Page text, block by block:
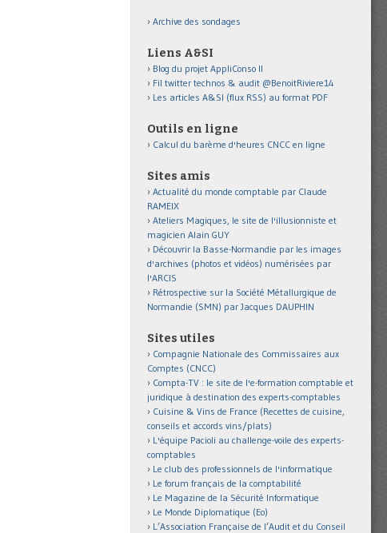
Archive des sondages
Liens A&SI
Blog du projet AppliConso II
Fil twitter technos & audit @BenoitRiviere14
Les articles A&SI (flux RSS) au format PDF
Outils en ligne
Calcul du barème d'heures CNCC en ligne
Sites amis
Actualité du monde comptable par Claude
RAMEIX
Ateliers Magiques, le site de l'illusionniste et
magicien Alain GUY
Découvrir la Basse-Normandie par les images
d'archives (photos et vidéos) numérisées par
l'ARCIS
Rétrospective sur la Société Métallurgique de
Normandie (SMN) par Jacques DAUPHIN
Sites utiles
Compagnie Nationale des Commissaires aux
Comptes (CNCC)
Compta-TV : le site de l'e-formation comptable et
juridique à destination des experts-comptables
Cuisine & Vins de France (Recettes de cuisine,
conseils et accords vins/plats)
L'équipe Pacioli au challenge-voile des experts-
comptables
Le club des professionnels de l'informatique
Le forum français de la comptabilité
Le Magazine de la Sécurité Informatique
Le Monde Diplomatique (Eo)
L’Association Française de l’Audit et du Conseil